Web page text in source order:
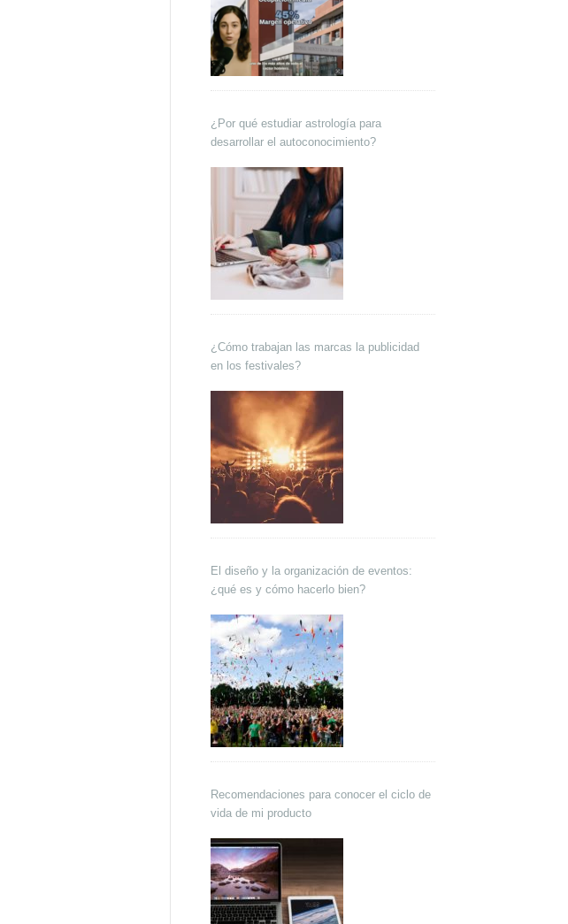
¿Por qué estudiar astrología para
desarrollar el autoconocimiento?
¿Cómo trabajan las marcas la publicidad
en los festivales?
El diseño y la organización de eventos:
¿qué es y cómo hacerlo bien?
Recomendaciones para conocer el ciclo de
vida de mi producto